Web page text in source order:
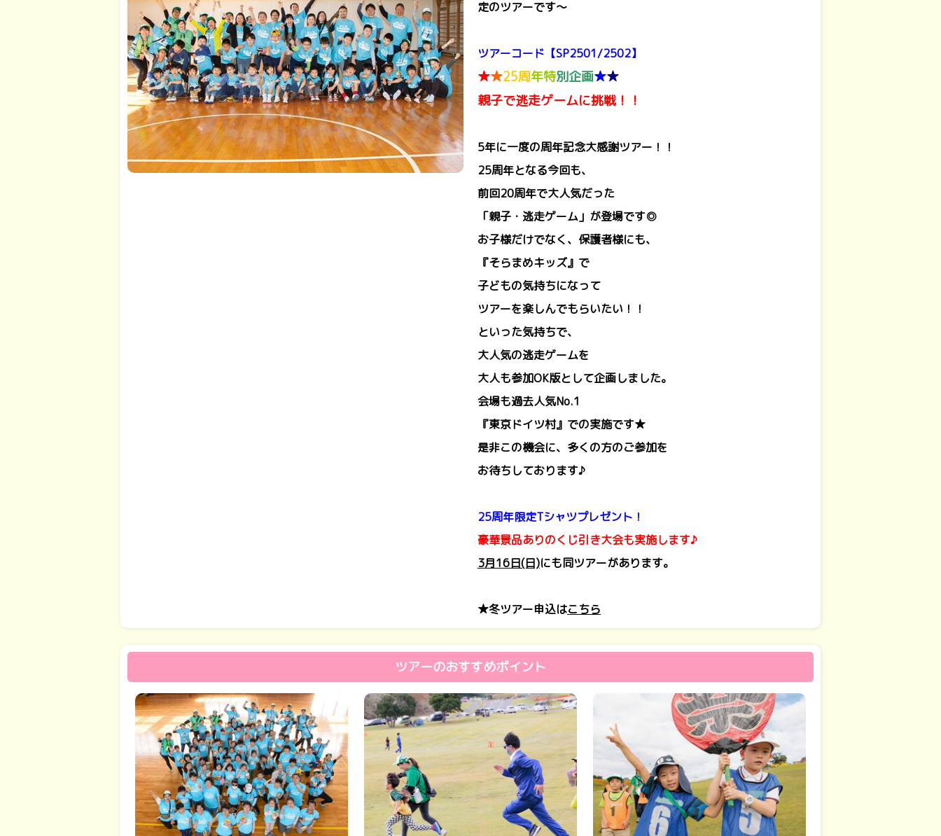
定のツアーです～
ツアーコード【SP2501/2502】
★★25周年特別企画★★
親子で逃走ゲームに挑戦！！
5年に一度の周年記念大感謝ツアー！！
25周年となる今回も、
前回20周年で大人気だった
「親子・逃走ゲーム」が登場です◎
お子様だけでなく、保護者様にも、
『そらまめキッズ』で
子どもの気持ちになって
ツアーを楽しんでもらいたい！！
といった気持ちで、
大人気の逃走ゲームを
大人も参加OK版として企画しました。
会場も過去人気No.1
『東京ドイツ村』での実施です★
是非この機会に、多くの方のご参加を
お待ちしております♪
25周年限定Tシャツプレゼント！
豪華景品ありのくじ引き大会も実施します♪
3月16日(日)にも同ツアーがあります。
★冬ツアー申込はこちら
ツアーのおすすめポイント